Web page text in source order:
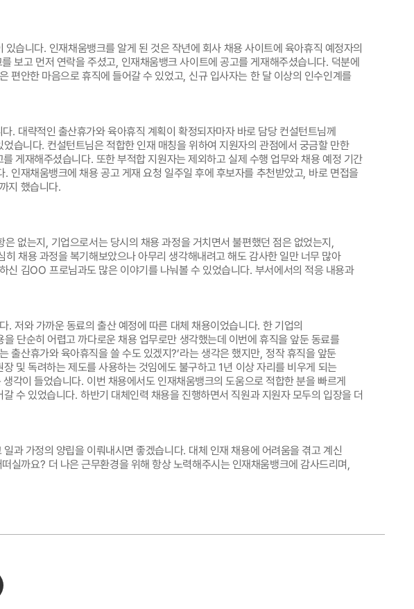
있습니다. 인재채움뱅크를 알게 된 것은 작년에 회사 채용 사이트에 육아휴직 예정자의
보고 먼저 연락을 주셨고, 인재채움뱅크 사이트에 공고를 게재해주셨습니다. 덕분에
편안한 마음으로 휴직에 들어갈 수 있었고, 신규 입사자는 한 달 이상의 인수인계를
다. 대략적인 출산휴가와 육아휴직 계획이 확정되자마자 바로 담당 컨설턴트님께
었습니다. 컨설턴트님은 적합한 인재 매칭을 위하여 지원자의 관점에서 궁금할 만한
게재해주셨습니다. 또한 부적합 지원자는 제외하고 실제 수행 업무와 채용 예정 기간
. 인재채움뱅크에 채용 공고 게재 요청 일주일 후에 후보자를 추천받았고, 바로 면접을
지 했습니다.
은 없는지, 기업으로서는 당시의 채용 과정을 거치면서 불편했던 점은 없었는지,
채용 과정을 복기해보았으나 아무리 생각해내려고 해도 감사한 일만 너무 많아
신 김OO프로님과도 많은 이야기를 나눠볼 수 있었습니다. 부서에서의 적응 내용과
.저와 가까운 동료의 출산 예정에 따른 대체 채용이었습니다.한 기업의
을 단순히 어렵고 까다로운 채용 업무로만 생각했는데 이번에 휴직을 앞둔 동료를
출산휴가와 육아휴직을 쓸 수도 있겠지?’라는 생각은 했지만, 정작 휴직을 앞둔
장 및 독려하는 제도를 사용하는 것임에도 불구하고1년 이상 자리를 비우게 되는
각이 들었습니다. 이번 채용에서도 인재채움뱅크의 도움으로 적합한 분을 빠르게
갈 수 있었습니다. 하반기 대체인력 채용을 진행하면서 직원과 지원자 모두의 입장을 더
과 가정의 양립을 이뤄내시면 좋겠습니다. 대체 인재 채용에 어려움을 겪고 계신
실까요? 더 나은 근무환경을 위해 항상 노력해주시는 인재채움뱅크에 감사드리며,